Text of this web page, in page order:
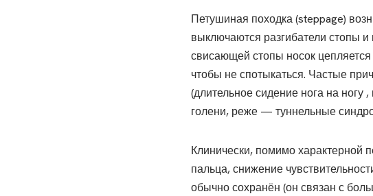
Петушиная походка (steppage)
выключаются разгибатели стопы
свисающей стопы носок
чтобы не спотыкаться. Частые
(длительное сидение нога на
голени, реже — туннельные
Клинически, помимо характерной
пальца, снижение
обычно сохранён (он связан с